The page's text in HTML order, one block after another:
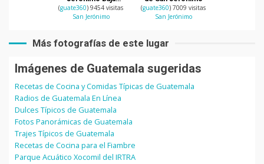
Verapaz
(guate360) 9454 visitas
San Jerónimo
(guate360) 7009 visitas
San Jerónimo
Más fotografías de este lugar
Imágenes de Guatemala sugeridas
Recetas de Cocina y Comidas Típicas de Guatemala
Radios de Guatemala En Línea
Dulces Típicos de Guatemala
Fotos Panorámicas de Guatemala
Trajes Típicos de Guatemala
Recetas de Cocina para el Fiambre
Parque Acuático Xocomil del IRTRA